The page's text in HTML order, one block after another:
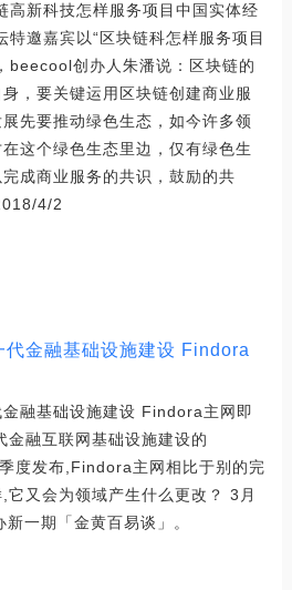
高新科技怎样服务项目中国实体经
特邀嘉宾以“区块链科怎样服务项目
beecool创办人朱潘说：区块链的
，要关键运用区块链创建商业服
先要推动绿色生态，如今许多领
这个绿色生态里边，仅有绿色生
成商业服务的共识，鼓励的共
4/2
金融基础设施建设 Findora
融基础设施建设 Findora主网即
金融互联网基础设施建设的
度发布,Findora主网相比于别的完
它又会为领域产生什么更改？ 3月
一期「金黄百易谈」。